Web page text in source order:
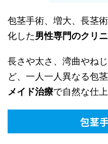
包茎手術、増大、長茎
化した男性専門のクリ
長さや太さ、湾曲やね
ど、一人一人異なる包
メイド治療で自然な仕
包茎